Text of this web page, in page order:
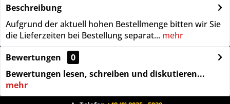
Beschreibung
Aufgrund der aktuell hohen Bestellmenge bitten wir Sie
die Lieferzeiten bei Bestellung separat... mehr
Bewertungen
0
Bewertungen lesen, schreiben und diskutieren...
mehr